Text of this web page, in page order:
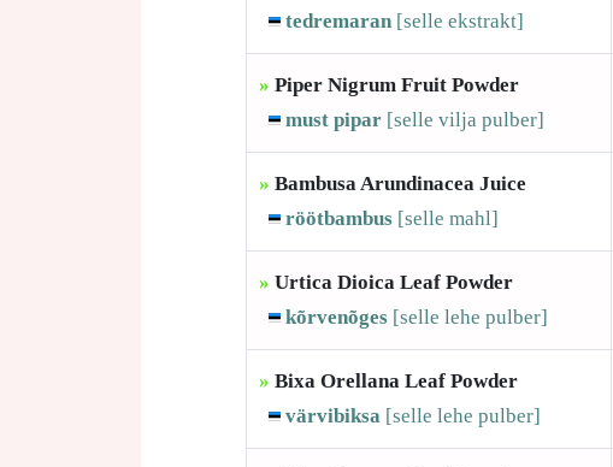
tedremaran [selle ekstrakt]
» Piper Nigrum Fruit Powder
must pipar [selle vilja pulber]
» Bambusa Arundinacea Juice
röötbambus [selle mahl]
» Urtica Dioica Leaf Powder
kõrvenõges [selle lehe pulber]
» Bixa Orellana Leaf Powder
värvibiksa [selle lehe pulber]